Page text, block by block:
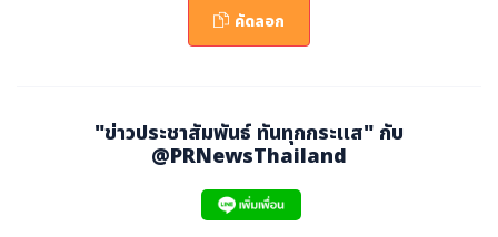
านพันธมิตรทั้งภาครัฐและเอกชน ได้แก่ ธนาคาร กรุงไทย จำ
กัด (มหาชน), บริษัท บี.กริม พาวเวอร์ จำกัด (มหาชน), หอกา
ประกันภัย (ประเทศไทย) จำกัด (มหาชน) และมหาวิทยาลัยอัส
Ms. Sweta Kannanที่ปรึกษาทูตฝ่ายความร่วมมือด้าน
คัดลอก
"ข่าวประชาสัมพันธ์ ทันทุกกระแส" กับ
@PRNewsThailand